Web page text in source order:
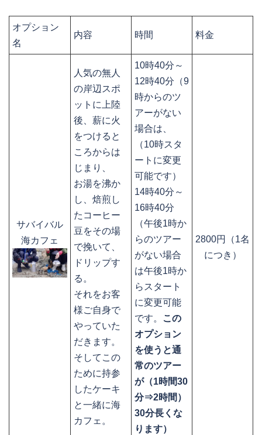
オプション
名
内容 時間 料金
サバイバル
海カフェ
人気の無人
の岸辺スポ
ットに上陸
後、薪に火
をつけると
ころからは
じまり、
お湯を沸か
し、焙煎し
たコーヒー
豆をその場
で挽いて、
ドリップす
る。
それをお客
様ご自身で
やっていた
だきます。
そしてこの
ために持参
したケーキ
と一緒に海
カフェ。
10時40分～
12時40分（9
時からのツ
アーがない
場合は、
（10時スタ
ートに変更
可能です）
14時40分～
16時40分
（午後1時か
らのツアー
がない場合
は午後1時か
らスタート
に変更可能
です。
この
オプション
を使うと通
常のツアー
が（1時間30
分⇒2時間）
30分長くな
ります）
2800円（1名
につき）